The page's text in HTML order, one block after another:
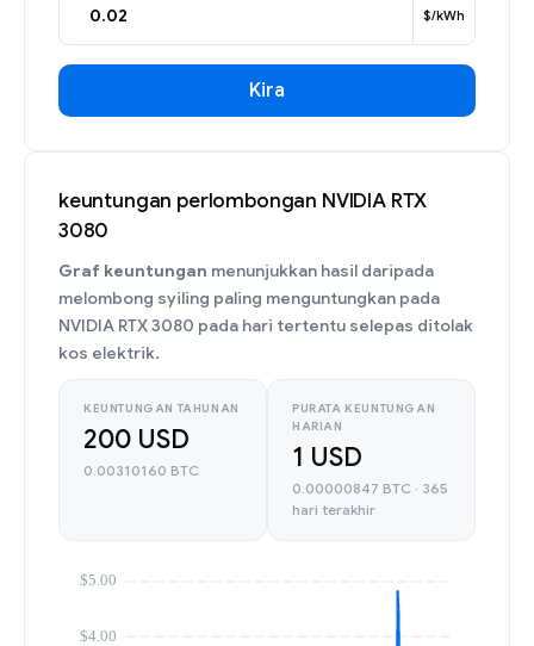
$/kWh
Kira
keuntungan perlombongan NVIDIA RTX
3080
Graf keuntungan menunjukkan hasil daripada
melombong syiling paling menguntungkan pada
NVIDIA RTX 3080 pada hari tertentu selepas ditolak
kos elektrik.
KEUNTUNGAN TAHUNAN
200 USD
0.00310160 BTC
PURATA KEUNTUNGAN
HARIAN
1 USD
0.00000847 BTC · 365
hari terakhir